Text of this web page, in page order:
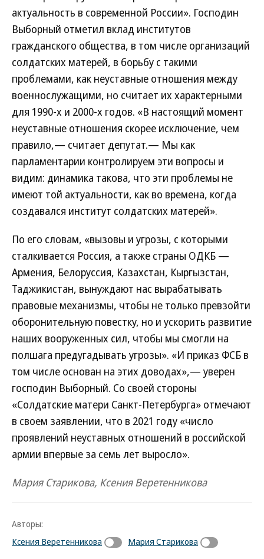
актуальность в современной России». Господин
Выборный отметил вклад институтов
гражданского общества, в том числе организаций
солдатских матерей, в борьбу с такими
проблемами, как неуставные отношения между
военнослужащими, но считает их характерными
для 1990-х и 2000-х годов. «В настоящий момент
неуставные отношения скорее исключение, чем
правило,— считает депутат.— Мы как
парламентарии контролируем эти вопросы и
видим: динамика такова, что эти проблемы не
имеют той актуальности, как во времена, когда
создавался институт солдатских матерей».
По его словам, «вызовы и угрозы, с которыми
сталкивается Россия, а также страны ОДКБ —
Армения, Белоруссия, Казахстан, Кыргызстан,
Таджикистан, вынуждают нас вырабатывать
правовые механизмы, чтобы не только превзойти
оборонительную повестку, но и ускорить развитие
наших вооруженных сил, чтобы мы смогли на
полшага предугадывать угрозы». «И приказ ФСБ в
том числе основан на этих доводах»,— уверен
господин Выборный. Со своей стороны
«Солдатские матери Санкт-Петербурга» отмечают
в своем заявлении, что в 2021 году «число
проявлений неуставных отношений в российской
армии впервые за семь лет выросло».
Мария Старикова, Ксения Веретенникова
Авторы:
Ксения Веретенникова
Мария Старикова